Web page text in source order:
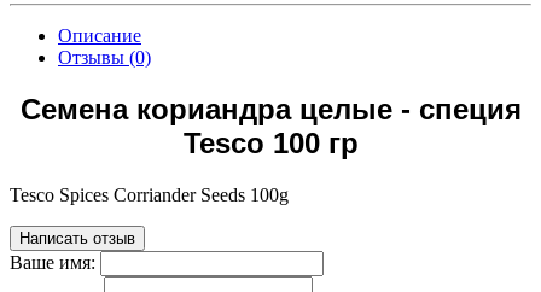
Описание
Отзывы (0)
Семена кориандра целые - специя
Tesco 100 гр
Tesco Spices Corriander Seeds 100g
Написать отзыв
Ваше имя: